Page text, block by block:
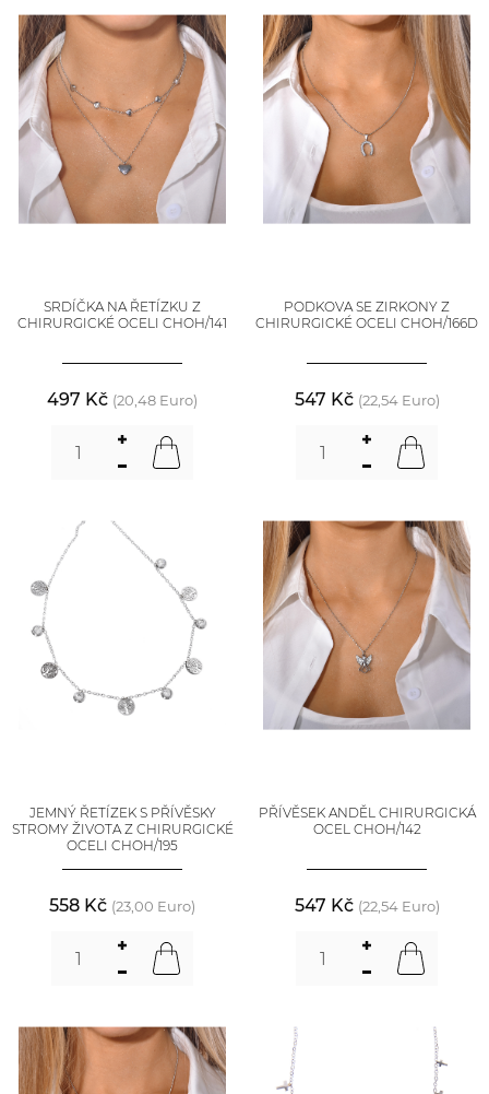
SRDÍČKA NA ŘETÍZKU Z
CHIRURGICKÉ OCELI CHOH/141
497 Kč (20,48 Euro)
PODKOVA SE ZIRKONY Z
CHIRURGICKÉ OCELI CHOH/166D
547 Kč (22,54 Euro)
JEMNÝ ŘETÍZEK S PŘÍVĚSKY
STROMY ŽIVOTA Z CHIRURGICKÉ
OCELI CHOH/195
558 Kč (23,00 Euro)
PŘÍVĚSEK ANDĚL CHIRURGICKÁ
OCEL CHOH/142
547 Kč (22,54 Euro)